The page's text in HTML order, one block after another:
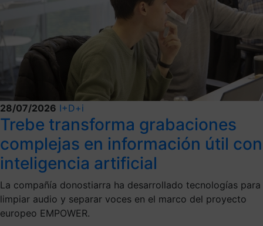
28/07/2026 I+D+i
Trebe transforma grabaciones
complejas en información útil con
inteligencia artificial
La compañía donostiarra ha desarrollado tecnologías para
limpiar audio y separar voces en el marco del proyecto
europeo EMPOWER.